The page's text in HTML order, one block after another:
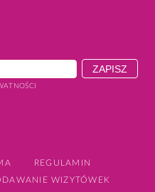
REGULAMIN
WIZYTÓWEK